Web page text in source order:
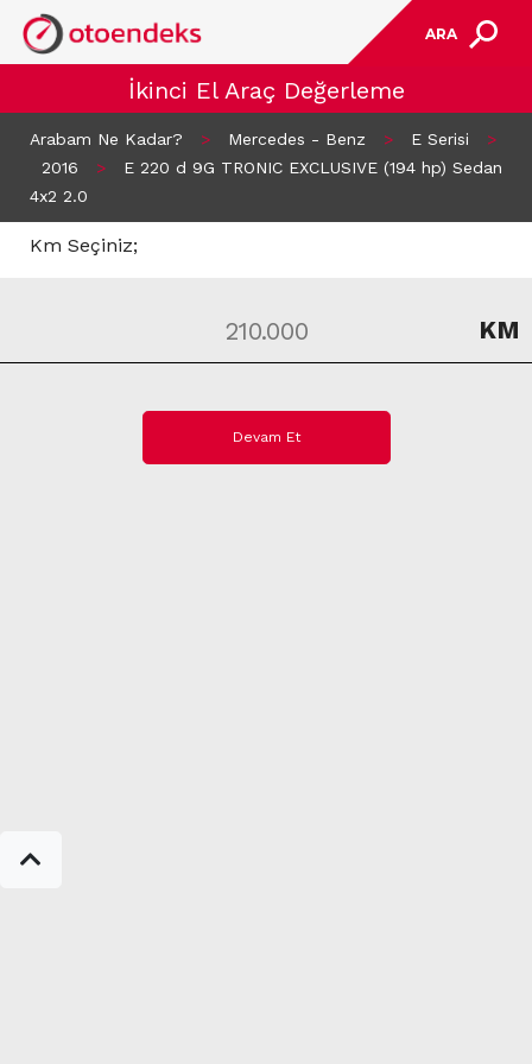
ARA
İkinci El Araç Değerleme
Arabam Ne Kadar? > Mercedes - Benz > E Serisi
>
2016
>
E 220 d 9G TRONIC EXCLUSIVE (194 hp) Sedan
4x2 2.0
Km Seçiniz;
KM
Devam Et